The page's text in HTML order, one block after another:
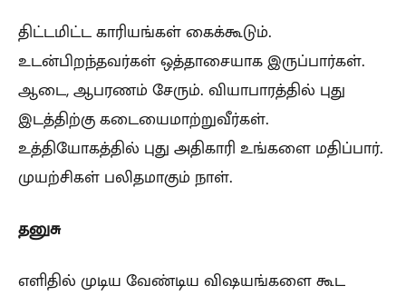
திட்டமிட்ட காரியங்கள் கைக்கூடும்.
உடன்பிறந்தவர்கள் ஒத்தாசையாக இருப்பார்கள்.
ஆடை, ஆபரணம் சேரும். வியாபாரத்தில் புது
இடத்திற்கு கடையைமாற்றுவீர்கள்.
உத்தியோகத்தில் புது அதிகாரி உங்களை மதிப்பார்.
முயற்சிகள் பலிதமாகும் நாள்.
தனுசு
எளிதில் முடிய வேண்டிய விஷயங்களை கூட